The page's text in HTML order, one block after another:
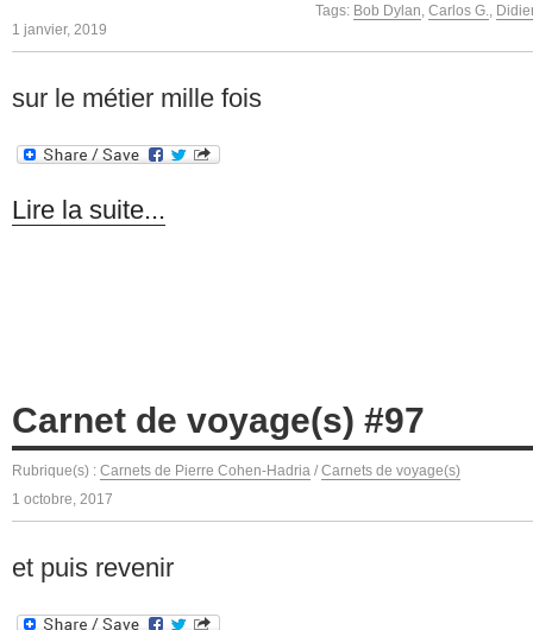
Tags: Bob Dylan, Carlos G.,
1 janvier, 2019
sur le métier mille fois
Lire la suite...
Carnet de voyage(s) #97
Rubrique(s) : Carnets de Pierre Cohen-Hadria / Carnets de voyage(s)
1 octobre, 2017
et puis revenir